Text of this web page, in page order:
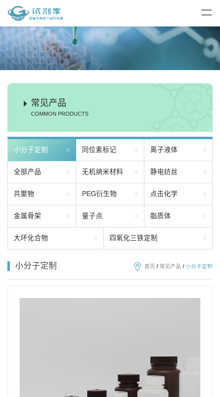
常见产品
COMMON PRODUCTS
小分子定制 同位素标记 离子液体
全部产品 无机纳米材料 静电纺丝
共聚物 PEG衍生物 点击化学
金属骨架 量子点 脂质体
大环化合物 四氧化三铁定制
小分子定制 首页 / 常见产品 / 小分子定制